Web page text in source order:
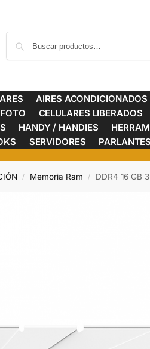
AIRES ACONDICIONADOS
CELULARES LIBERADOS
HANDY / HANDIES
SERVIDORES
/ Memoria Ram / DDR4 16 GB